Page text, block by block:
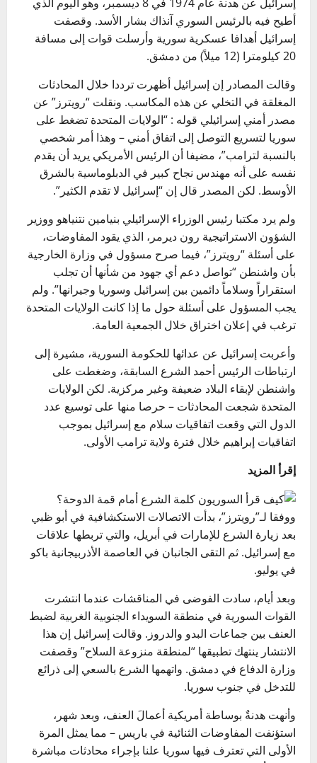
أطيح فيه بالرئيس السوري آنذاك بشار الأسد. وقصفت
إسرائيل أهدافا عسكرية سورية وأرسلت قوات إلى مسافة
20 كيلومترا (12 ميلاً) من دمشق.
وقالت المصادر إن إسرائيل أظهرت ترددا خلال المحادثات
المغلقة في التخلي عن هذه المكاسب. ونقلت “رويترز” عن
مصدر أمني إسرائيلي قوله : “الولايات المتحدة تضغط على
سوريا لتسريع التوصل إلى اتفاق أمني – وهذا أمر شخصي
بالنسبة لترامب”، مضيفا أن الرئيس الأمريكي يريد أن يقدم
نفسه على أنه مهندس نجاح كبير في الدبلوماسية بالشرق
الأوسط. لكن المصدر قال إن “إسرائيل لا تقدم الكثير”.
ولم يرد مكتبا رئيس الوزراء الإسرائيلي بنيامين نتنياهو ووزير
الشؤون الاستراتيجية رون ديرمر، الذي يقود المفاوضات،
على أسئلة “رويترز”، فيما صرح مسؤول في وزارة الخارجية
بأن واشنطن “تواصل دعم أي جهود من شأنها أن تجلب
استقراراً وسلاماً دائمين بين إسرائيل وسوريا وجيرانها”. ولم
يجب المسؤول على أسئلة حول ما إذا كانت الولايات المتحدة
ترغب في إعلان اختراق خلال الجمعية العامة.
وأعربت إسرائيل عن عدائها للحكومة السورية، مشيرة إلى
ارتباطات الرئيس أحمد الشرع السابقة، وضغطت على
واشنطن لإبقاء البلاد ضعيفة وغير مركزية. لكن الولايات
المتحدة شجعت المحادثات – حرصا منها على توسيع عدد
الدول التي وقعت اتفاقيات سلام مع إسرائيل بموجب
اتفاقيات إبراهيم خلال فترة ولاية ترامب الأولى.
إقرأ المزيد
ووفقا لـ”رويترز”، بدأت الاتصالات الاستكشافية في أبو ظبي
بعد زيارة الشرع للإمارات في أبريل، والتي تربطها علاقات
مع إسرائيل. ثم التقى الجانبان في العاصمة الأذربيجانية باكو
في يوليو.
وبعد أيام، سادت الفوضى في المناقشات عندما انتشرت
القوات السورية في منطقة السويداء الجنوبية الغربية لضبط
العنف بين جماعات البدو والدروز. وقالت إسرائيل إن هذا
الانتشار ينتهك تطبيقها “لمنطقة منزوعة السلاح” وقصفت
وزارة الدفاع في دمشق. واتهمها الشرع بالسعي إلى ذرائع
للتدخل في جنوب سوريا.
وأنهت هدنةٌ بوساطة أمريكية أعمالَ العنف، وبعد شهر،
استؤنفت المفاوضات الثنائية في باريس – مما يمثل المرة
الأولى التي تعترف فيها سوريا علنا بإجراء محادثات مباشرة